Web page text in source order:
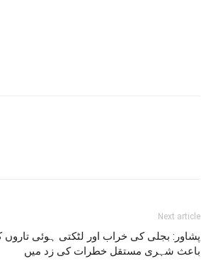
Next article
پشاور: بجلی کی خراب اور لٹکتی ہوئی تاروں
باعث شہری مستقل خطرات کی زد میں